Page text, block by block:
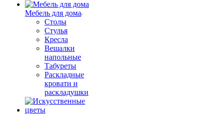
Мебель для дома
Столы
Стулья
Кресла
Вешалки
напольные
Табуреты
Раскладные
кровати и
раскладушки